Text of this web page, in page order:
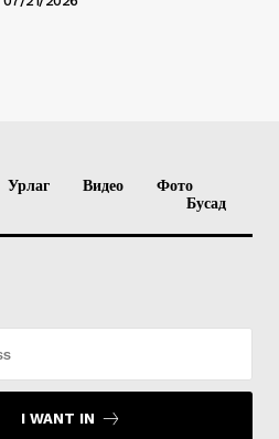
Урлаг Видео
Фото
Бусад
I WANT IN